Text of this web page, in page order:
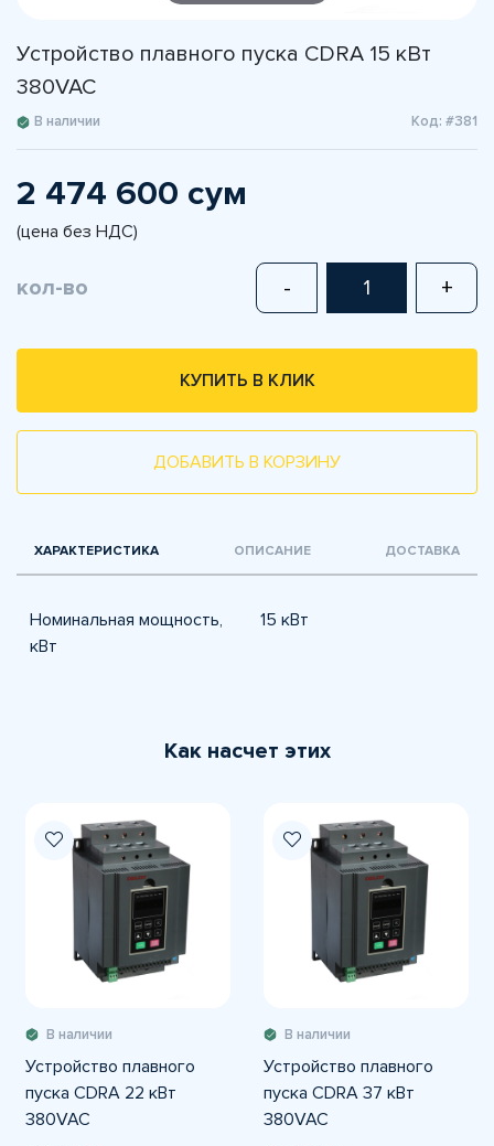
Устройство плавного пуска CDRA 15 кВт
380VAC
В наличии Код: #381
2 474 600 сум
(цена без НДС)
кол-во - +
КУПИТЬ В КЛИК
ДОБАВИТЬ В КОРЗИНУ
ХАРАКТЕРИСТИКА ОПИСАНИЕ ДОСТАВКА
Номинальная мощность,
кВт
15 кВт
Как насчет этих
В наличии
Устройство плавного
пуска CDRA 22 кВт
380VAC
В наличии
Устройство плавного
пуска CDRA 37 кВт
380VAC